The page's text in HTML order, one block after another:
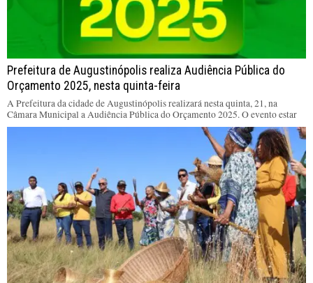
Prefeitura de Augustinópolis realiza Audiência Pública do
Orçamento 2025, nesta quinta-feira
A Prefeitura da cidade de Augustinópolis realizará nesta quinta, 21, na
Câmara Municipal a Audiência Pública do Orçamento 2025. O evento estar